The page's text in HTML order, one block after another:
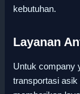
kebutuhan.
Layanan
Untuk company
transportasi